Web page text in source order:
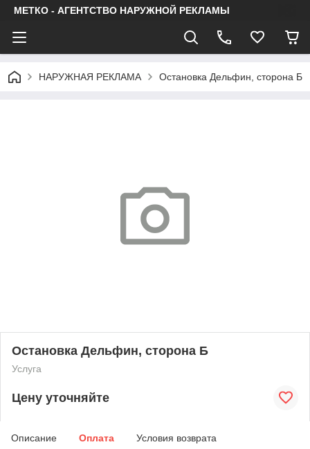
МЕТКО - АГЕНТСТВО НАРУЖНОЙ РЕКЛАМЫ
НАРУЖНАЯ РЕКЛАМА Остановка Дельфин, сторона Б
Остановка Дельфин, сторона Б
Услуга
Цену уточняйте
Описание Оплата Условия возврата